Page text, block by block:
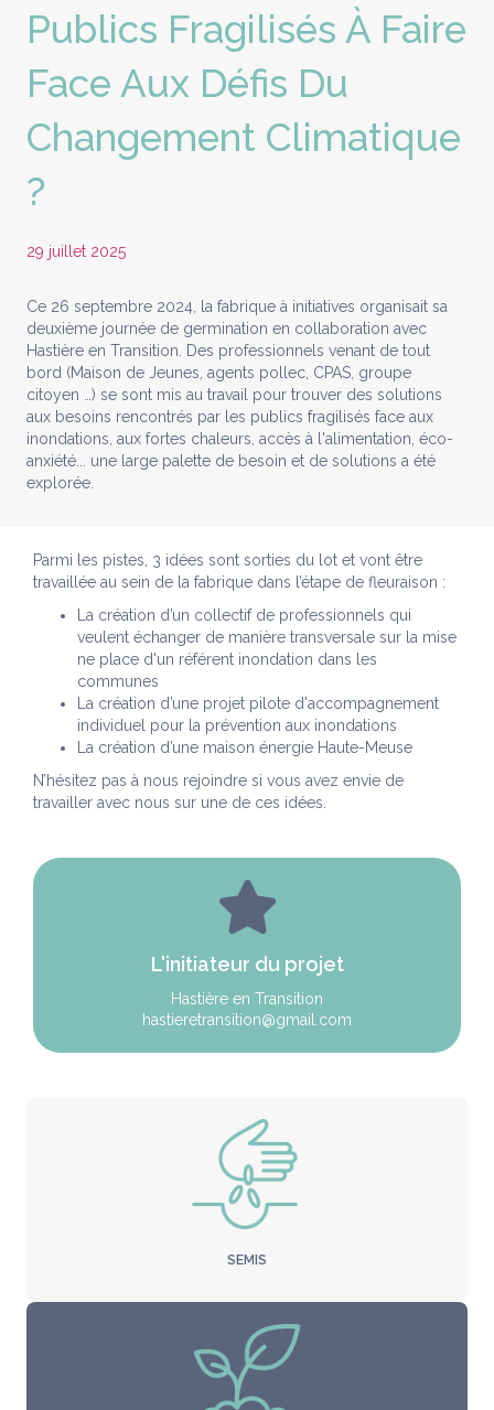
Publics Fragilisés À Faire
Face Aux Défis Du
Changement Climatique
?
29 juillet 2025
Ce 26 septembre 2024, la fabrique à initiatives organisait sa
deuxième journée de germination en collaboration avec
Hastière en Transition. Des professionnels venant de tout
bord (Maison de Jeunes, agents pollec, CPAS, groupe
citoyen …) se sont mis au travail pour trouver des solutions
aux besoins rencontrés par les publics fragilisés face aux
inondations, aux fortes chaleurs, accès à l'alimentation, éco-
anxiété... une large palette de besoin et de solutions a été
explorée.
Parmi les pistes, 3 idées sont sorties du lot et vont être
travaillée au sein de la fabrique dans l’étape de fleuraison :
La création d’un collectif de professionnels qui
veulent échanger de manière transversale sur la mise
ne place d'un référent inondation dans les
communes
La création d’une projet pilote d'accompagnement
individuel pour la prévention aux inondations
La création d’une maison énergie Haute-Meuse
N’hésitez pas à nous rejoindre si vous avez envie de
travailler avec nous sur une de ces idées.
L'initiateur du projet
Hastière en Transition
hastieretransition@gmail.com
SEMIS